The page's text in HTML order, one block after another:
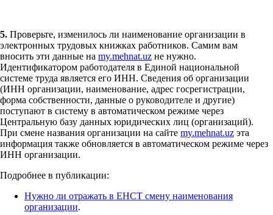
5. Проверьте, изменилось ли наименование организации в
электронных трудовых книжках работников. Самим вам
вносить эти данные на my.mehnat.uz не нужно.
Идентификатором работодателя в Единой национальной
системе труда является его ИНН. Сведения об организации
(ИНН организации, наименование, адрес госрегистрации,
форма собственности, данные о руководителе и другие)
поступают в систему в автоматическом режиме через
Центральную базу данных юридических лиц (организаций).
При смене названия организации на сайте my.mehnat.uz эта
информация также обновляется в автоматическом режиме через
ИНН организации.
Подробнее в публикации:
Нужно ли отражать в ЕНСТ смену наименования
организации.